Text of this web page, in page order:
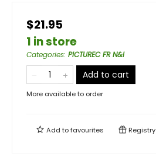
$21.95
1 in store
Categories: PICTUREC FR N&I
Add to cart
More available to order
Add tofavourites Registry